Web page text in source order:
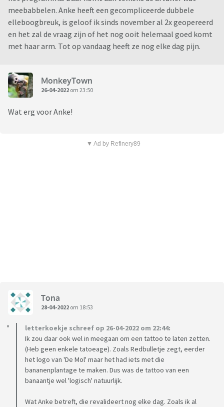
meebabbelen. Anke heeft een gecompliceerde dubbele
elleboogbreuk, is geloof ik sinds november al 2x geopereerd
en het zal de vraag zijn of het nog ooit helemaal goed komt
met haar arm. Tot op vandaag heeft ze nog elke dag pijn.
MonkeyTown
26-04-2022 om 23:50
Wat erg voor Anke!
▼ Ad by Refinery89
Tona
28-04-2022 om 18:53
letterkoekje schreef op 26-04-2022 om 22:44:
Ik zou daar ook wel in meegaan om een tattoo te laten zetten.
(Heb geen enkele tatoeage). Zoals Redbulletje zegt, eerder
het logo van 'De Mol' maar het had iets met die
bananenplantage te maken. Dus was de tattoo van een
banaantje wel 'logisch' natuurlijk.
Wat Anke betreft, die revalideert nog elke dag. Zoals ik al